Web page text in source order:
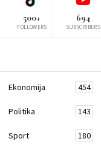
500+
FOLLOWERS
694
SUBSCRIBERS
Ekonomija 454
Politika 143
Sport 180